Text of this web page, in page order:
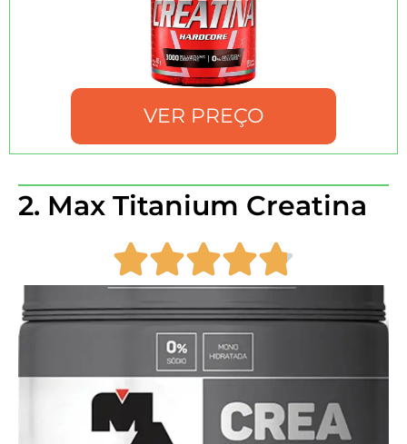
VER PREÇO
2. Max Titanium Creatina